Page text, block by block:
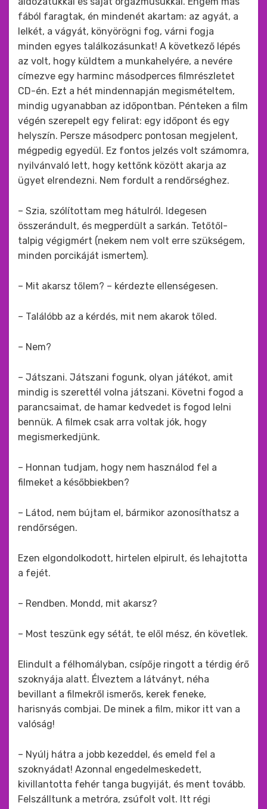
fából faragtak, én mindenét akartam: az agyát, a
lelkét, a vágyát, könyörögni fog, várni fogja
minden egyes találkozásunkat! A következő lépés
az volt, hogy küldtem a munkahelyére, a nevére
címezve egy harminc másodperces filmrészletet
CD-én. Ezt a hét mindennapján megismételtem,
mindig ugyanabban az időpontban. Pénteken a film
végén szerepelt egy felirat: egy időpont és egy
helyszín. Persze másodperc pontosan megjelent,
mégpedig egyedül. Ez fontos jelzés volt számomra,
nyilvánvaló lett, hogy kettőnk között akarja az
ügyet elrendezni. Nem fordult a rendőrséghez.
– Szia, szólítottam meg hátulról. Idegesen
összerándult, és megperdült a sarkán. Tetőtől-
talpig végigmért (nekem nem volt erre szükségem,
minden porcikáját ismertem).
– Mit akarsz tőlem? – kérdezte ellenségesen.
– Találóbb az a kérdés, mit nem akarok tőled.
– Nem?
– Játszani. Játszani fogunk, olyan játékot, amit
mindig is szerettél volna játszani. Követni fogod a
parancsaimat, de hamar kedvedet is fogod lelni
bennük. A filmek csak arra voltak jók, hogy
megismerkedjünk.
– Honnan tudjam, hogy nem használod fel a
filmeket a későbbiekben?
– Látod, nem bújtam el, bármikor azonosíthatsz a
rendőrségen.
Ezen elgondolkodott, hirtelen elpirult, és lehajtotta
a fejét.
– Rendben. Mondd, mit akarsz?
– Most teszünk egy sétát, te elől mész, én követlek.
Elindult a félhomályban, csípője ringott a térdig érő
szoknyája alatt. Élveztem a látványt, néha
bevillant a filmekről ismerős, kerek feneke,
harisnyás combjai. De minek a film, mikor itt van a
valóság!
– Nyúlj hátra a jobb kezeddel, és emeld fel a
szoknyádat! Azonnal engedelmeskedett,
kivillantotta fehér tanga bugyiját, és ment tovább.
Felszálltunk a metróra, zsúfolt volt. Itt régi